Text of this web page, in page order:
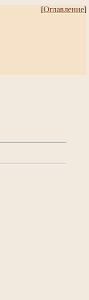
[Оглавление]